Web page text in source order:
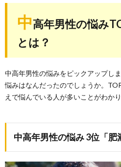
中高年男性の悩み
とは？
中高年男性の悩みをピックアップし
悩みはなんだったのでしょうか。
えで悩んでいる人が多いことがわかり
中高年男性の悩み 3位「肥